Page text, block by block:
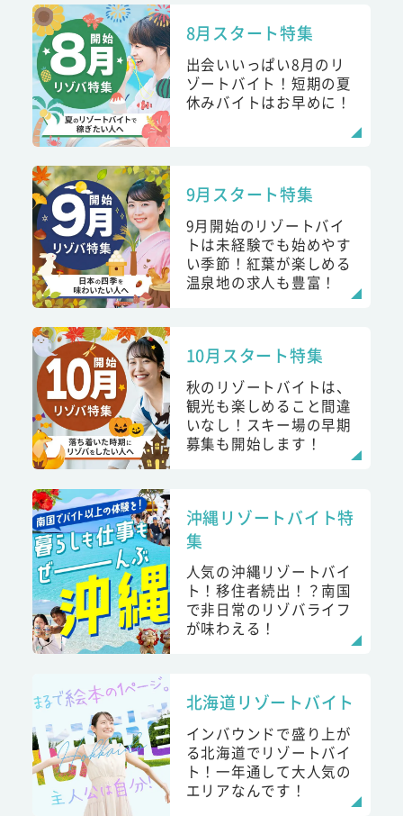
8月スタート特集
出会いいっぱい8月のリ
ゾートバイト！短期の夏
休みバイトはお早めに！
9月スタート特集
9月開始のリゾートバイ
トは未経験でも始めやす
い季節！紅葉が楽しめる
温泉地の求人も豊富！
10月スタート特集
秋のリゾートバイトは、
観光も楽しめること間違
いなし！スキー場の早期
募集も開始します！
沖縄リゾートバイト特
集
人気の沖縄リゾートバイ
ト！移住者続出！？南国
で非日常のリゾバライフ
が味わえる！
北海道リゾートバイト
インバウンドで盛り上が
る北海道でリゾートバイ
ト！一年通して大人気の
エリアなんです！